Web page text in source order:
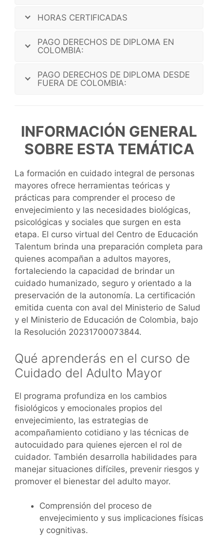
HORAS CERTIFICADAS
PAGO DERECHOS DE DIPLOMA EN
COLOMBIA:
PAGO DERECHOS DE DIPLOMA DESDE
FUERA DE COLOMBIA:
INFORMACIÓN GENERAL
SOBRE ESTA TEMÁTICA
La formación en cuidado integral de personas
mayores ofrece herramientas teóricas y
prácticas para comprender el proceso de
envejecimiento y las necesidades biológicas,
psicológicas y sociales que surgen en esta
etapa. El curso virtual del Centro de Educación
Talentum brinda una preparación completa para
quienes acompañan a adultos mayores,
fortaleciendo la capacidad de brindar un
cuidado humanizado, seguro y orientado a la
preservación de la autonomía. La certificación
emitida cuenta con aval del Ministerio de Salud
y el Ministerio de Educación de Colombia, bajo
la Resolución 20231700073844.
Qué aprenderás en el curso de
Cuidado del Adulto Mayor
El programa profundiza en los cambios
fisiológicos y emocionales propios del
envejecimiento, las estrategias de
acompañamiento cotidiano y las técnicas de
autocuidado para quienes ejercen el rol de
cuidador. También desarrolla habilidades para
manejar situaciones difíciles, prevenir riesgos y
promover el bienestar del adulto mayor.
Comprensión del proceso de
envejecimiento y sus implicaciones físicas
y cognitivas.